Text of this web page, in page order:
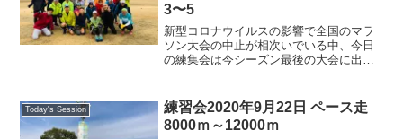
3〜5
新型コロナウイルスの影響で全国のマラ
ソン大会の中止が相次いでいる中、今日
の練集会は今シーズン最後の大会に出ら
ューのインターバルをこなしました。芝
生でやる人、中央道でやる...
Today's Session
練習会2020年9月22日 ペース走
8000ｍ～12000ｍ